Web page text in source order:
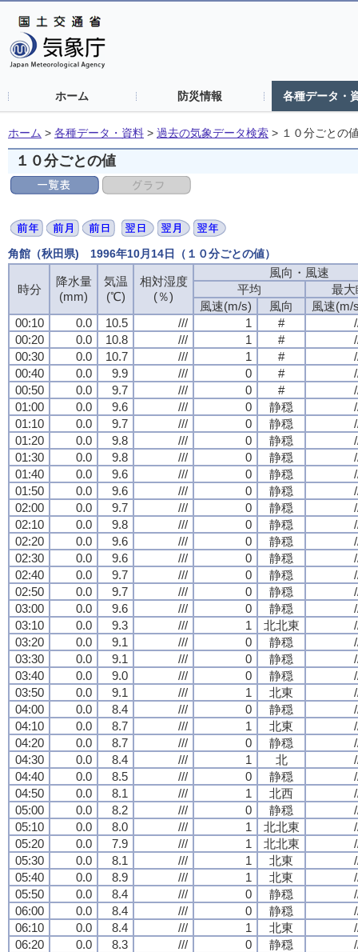
ホーム 防災情報 各種データ・
ホーム > 各種データ・資料 > 過去の気象データ検索 > １０分ごとの
１０分ごとの値
角館（秋田県) 1996年10月14日（１０分ごとの値）
時分
降水量
(mm)
気温
(℃)
相対湿度
(％)
風向・風速
平均
最大
風速(m/s)
風向
風速(m/
00:10
0.0 10.5 /// 1 #
00:20
0.0 10.8 /// 1 #
00:30
0.0 10.7 /// 1 #
00:40
0.0 9.9 /// 0 #
00:50
0.0 9.7 /// 0 #
01:00
0.0 9.6 /// 0 静穏
01:10
0.0 9.7 /// 0 静穏
01:20
0.0 9.8 /// 0 静穏
01:30
0.0 9.8 /// 0 静穏
01:40
0.0 9.6 /// 0 静穏
01:50
0.0 9.6 /// 0 静穏
02:00
0.0 9.7 /// 0 静穏
02:10
0.0 9.8 /// 0 静穏
02:20
0.0 9.6 /// 0 静穏
02:30
0.0 9.6 /// 0 静穏
02:40
0.0 9.7 /// 0 静穏
02:50
0.0 9.7 /// 0 静穏
03:00
0.0 9.6 /// 0 静穏
03:10
0.0 9.3 /// 1 北北東
03:20
0.0 9.1 /// 0 静穏
03:30
0.0 9.1 /// 0 静穏
03:40
0.0 9.0 /// 0 静穏
03:50
0.0 9.1 /// 1 北東
04:00
0.0 8.4 /// 0 静穏
04:10
0.0 8.7 /// 1 北東
04:20
0.0 8.7 /// 0 静穏
04:30
0.0 8.4 /// 1 北
04:40
0.0 8.5 /// 0 静穏
04:50
0.0 8.1 /// 1 北西
05:00
0.0 8.2 /// 0 静穏
05:10
0.0 8.0 /// 1 北北東
05:20
0.0 7.9 /// 1 北北東
05:30
0.0 8.1 /// 1 北東
05:40
0.0 8.9 /// 1 北東
05:50
0.0 8.4 /// 0 静穏
06:00
0.0 8.4 /// 0 静穏
06:10
0.0 8.4 /// 1 北東
06:20
0.0 8.3 /// 0 静穏